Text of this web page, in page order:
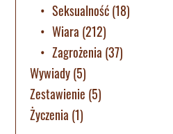
Seksualność(18)
Wiara (212)
Zagrożenia (37)
Wywiady(5)
Zestawienie (5)
Życzenia (1)